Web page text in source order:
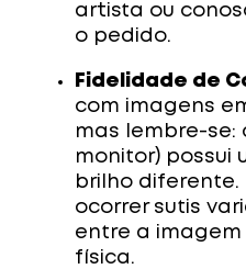
artista ou
o pedido.
Fidelidade de
com imagens
mas lembre-se:
monitor) possui
brilho diferente.
ocorrer sutis
entre a
física.